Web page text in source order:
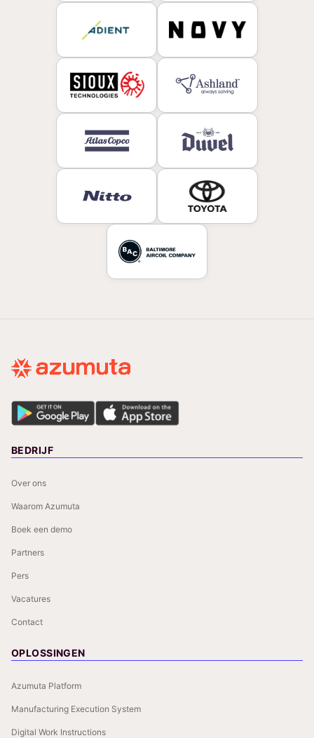
BEDRIJF
Over ons
Waarom Azumuta
Boek een demo
Partners
Pers
Vacatures
Contact
OPLOSSINGEN
Azumuta Platform
Manufacturing Execution System
Digital Work Instructions